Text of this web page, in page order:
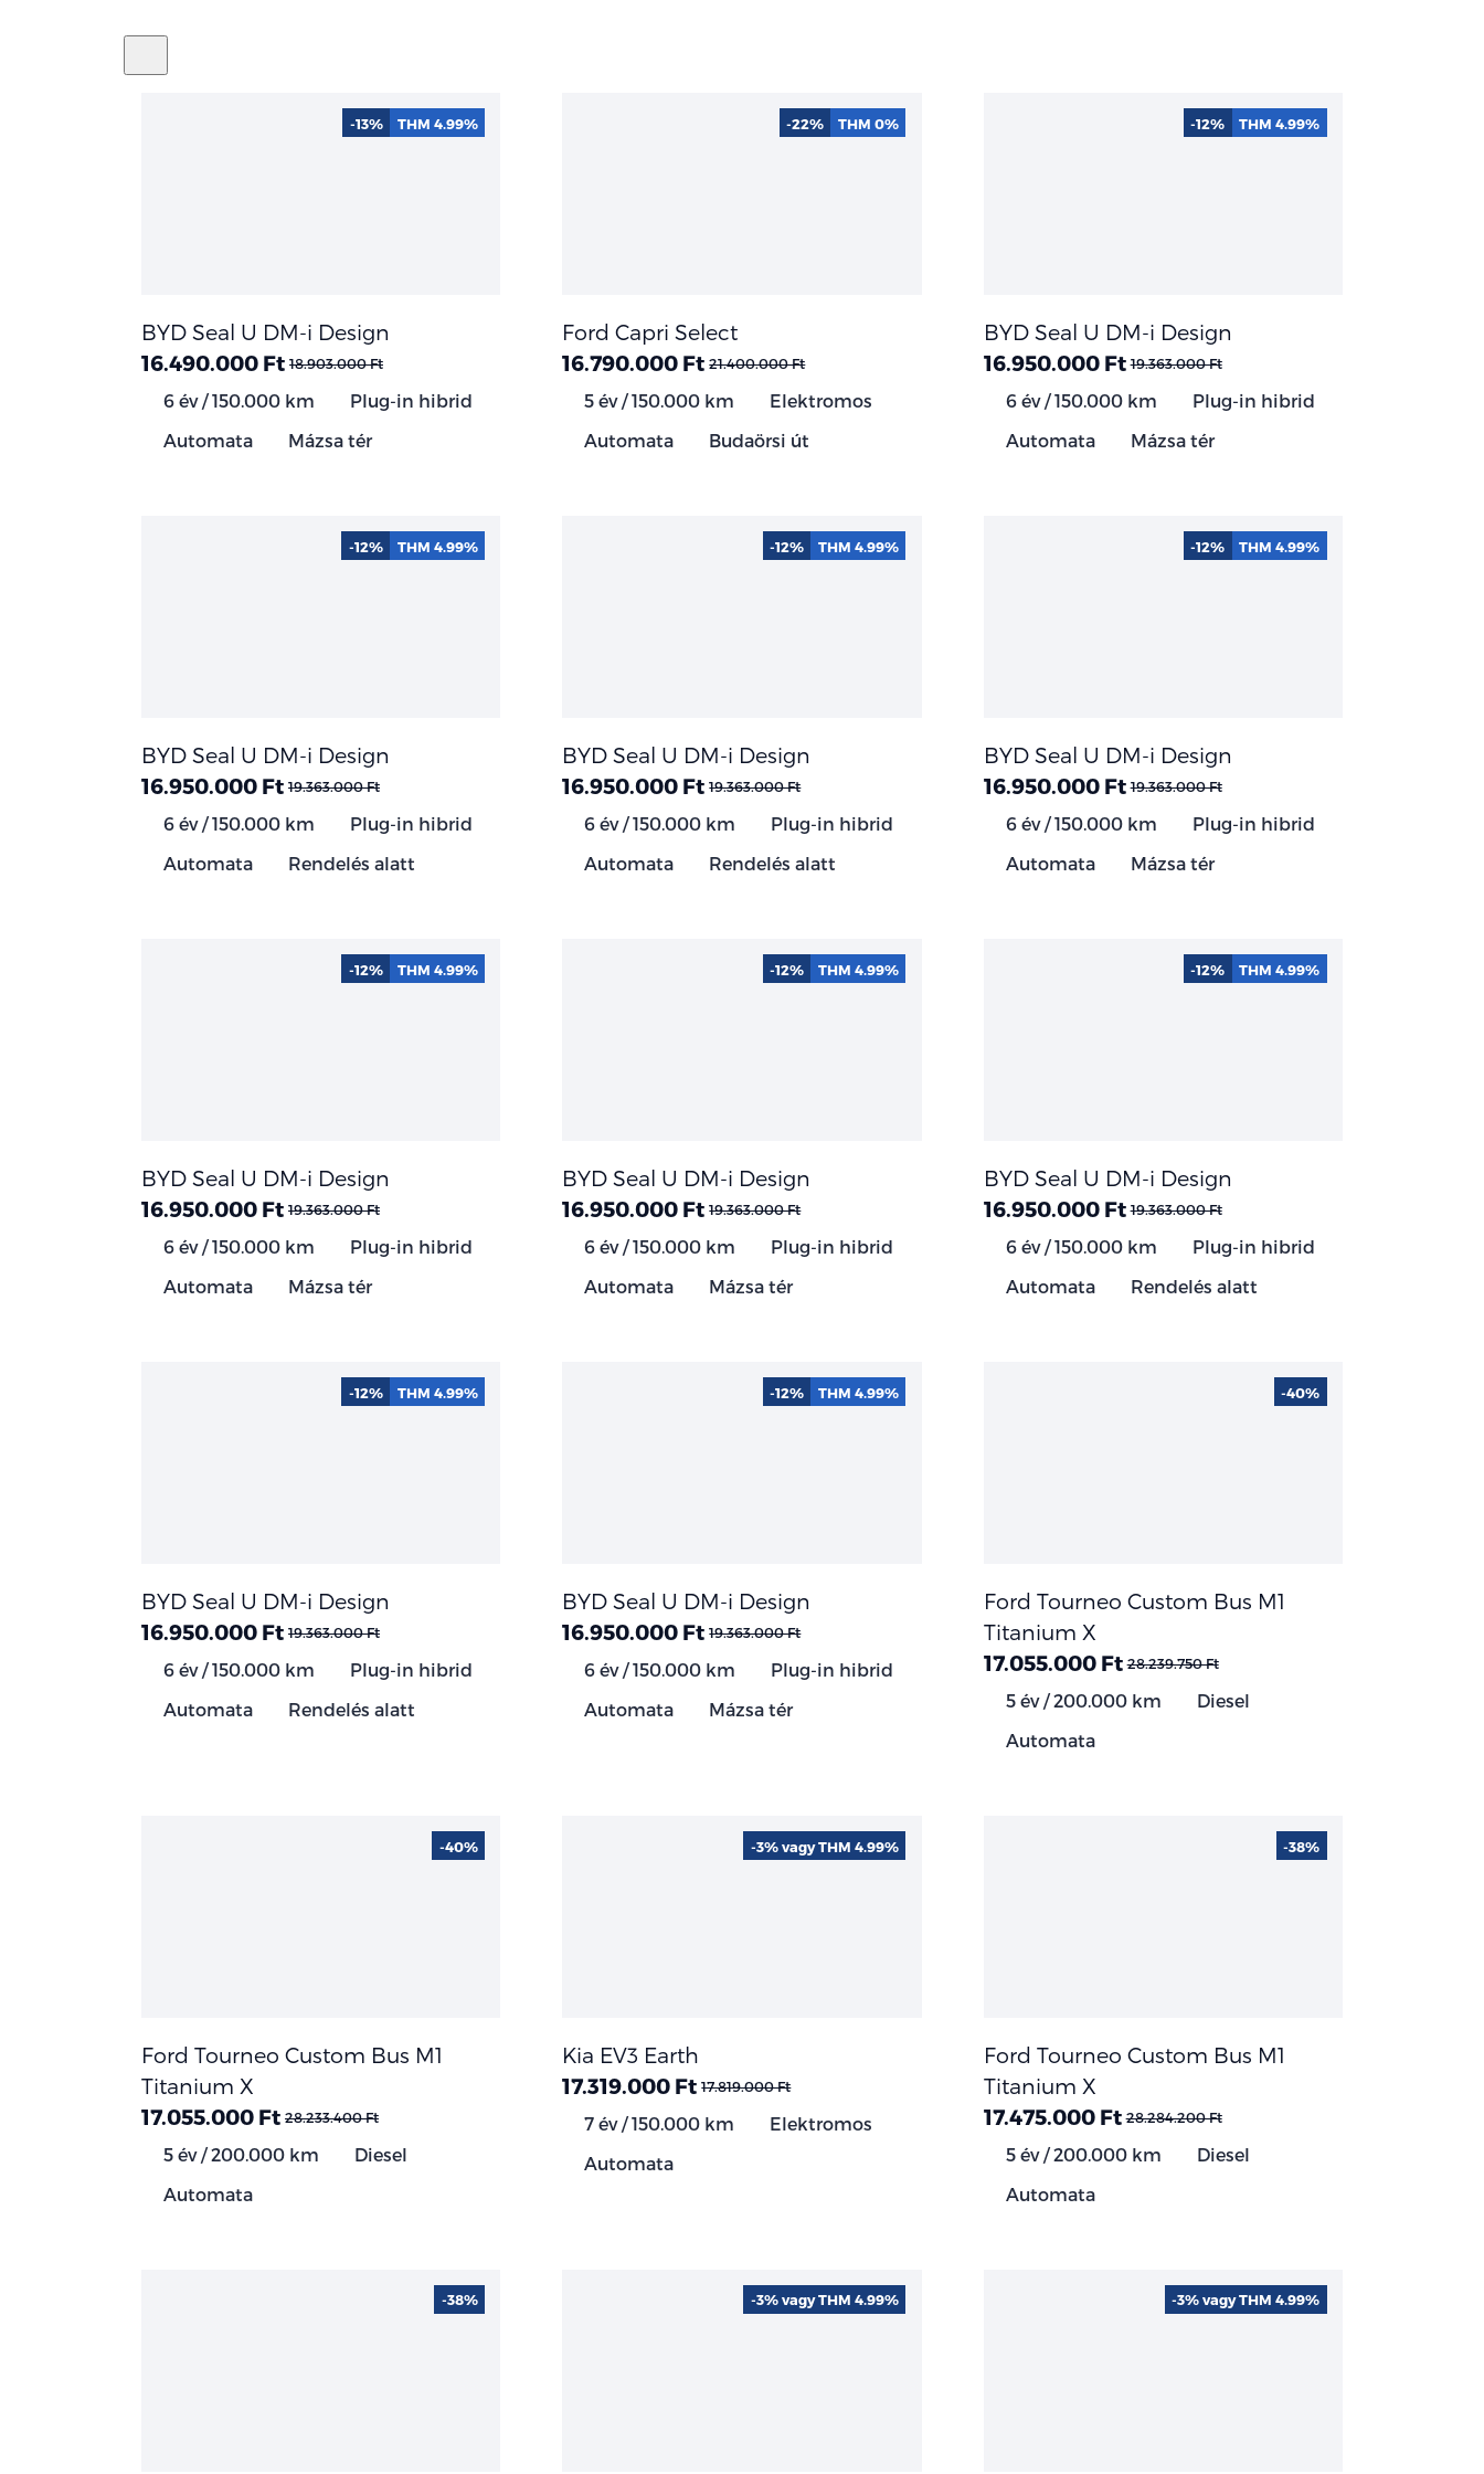
BYD Seal U DM-i Design
16.490.000 Ft 18.903.000 Ft
6 év / 150.000 km
Plug-in hibrid
Automata
Mázsa tér
-13% THM 4.99%
Ford Capri Select
16.790.000 Ft 21.400.000 Ft
5 év / 150.000 km
Elektromos
Automata
Budaörsi út
-22% THM 0%
BYD Seal U DM-i Design
16.950.000 Ft 19.363.000 Ft
6 év / 150.000 km
Plug-in hibrid
Automata
Mázsa tér
-12% THM 4.99%
BYD Seal U DM-i Design
16.950.000 Ft 19.363.000 Ft
6 év / 150.000 km
Plug-in hibrid
Automata
Rendelés alatt
-12% THM 4.99%
BYD Seal U DM-i Design
16.950.000 Ft 19.363.000 Ft
6 év / 150.000 km
Plug-in hibrid
Automata
Rendelés alatt
-12% THM 4.99%
BYD Seal U DM-i Design
16.950.000 Ft 19.363.000 Ft
6 év / 150.000 km
Plug-in hibrid
Automata
Mázsa tér
-12% THM 4.99%
BYD Seal U DM-i Design
16.950.000 Ft 19.363.000 Ft
6 év / 150.000 km
Plug-in hibrid
Automata
Mázsa tér
-12% THM 4.99%
BYD Seal U DM-i Design
16.950.000 Ft 19.363.000 Ft
6 év / 150.000 km
Plug-in hibrid
Automata
Mázsa tér
-12% THM 4.99%
BYD Seal U DM-i Design
16.950.000 Ft 19.363.000 Ft
6 év / 150.000 km
Plug-in hibrid
Automata
Rendelés alatt
-12% THM 4.99%
BYD Seal U DM-i Design
16.950.000 Ft 19.363.000 Ft
6 év / 150.000 km
Plug-in hibrid
Automata
Rendelés alatt
-12% THM 4.99%
BYD Seal U DM-i Design
16.950.000 Ft 19.363.000 Ft
6 év / 150.000 km
Plug-in hibrid
Automata
Mázsa tér
-12% THM 4.99%
Ford Tourneo Custom Bus M1
Titanium X
17.055.000 Ft 28.239.750 Ft
5 év / 200.000 km
Diesel
Automata
-40%
Ford Tourneo Custom Bus M1
Titanium X
17.055.000 Ft 28.233.400 Ft
5 év / 200.000 km
Diesel
Automata
-40%
Kia EV3 Earth
17.319.000 Ft 17.819.000 Ft
7 év / 150.000 km
Elektromos
Automata
-3% vagy THM 4.99%
Ford Tourneo Custom Bus M1
Titanium X
17.475.000 Ft 28.284.200 Ft
5 év / 200.000 km
Diesel
Automata
-38%
-38% -3% vagy THM 4.99% -3% vagy THM 4.99%